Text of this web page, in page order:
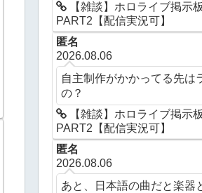
【雑談】ホロライブ掲示
PART2【配信実況可】
匿名
2026.08.06
自主制作がかかってる先は
の？
【雑談】ホロライブ掲示
PART2【配信実況可】
匿名
2026.08.06
あと、日本語の曲だと楽器